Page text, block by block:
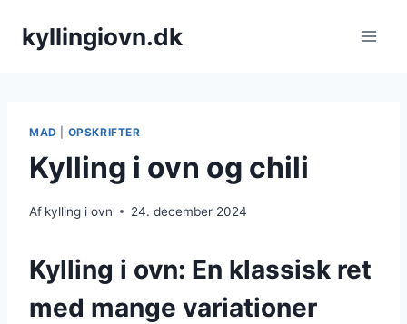
kyllingiovn.dk
MAD OPSKRIFTER
Kylling i ovn og chili
Af kylling i ovn 24. december 2024
Kylling i ovn: En klassisk ret
med mange variationer